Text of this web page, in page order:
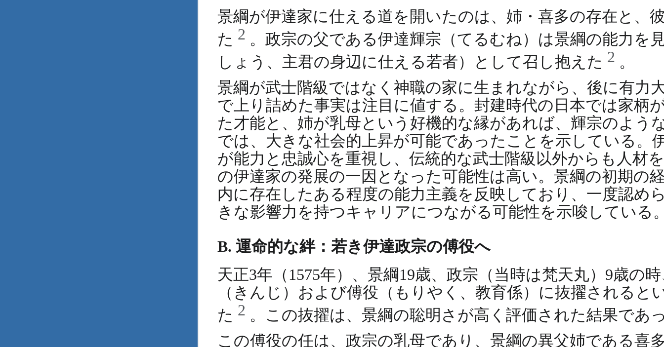
景綱が伊達家に仕える道を開いたのは、姉・喜多の存在と、
た 2 。政宗の父である伊達輝宗（てるむね）は景綱の能力を
しょう、主君の身辺に仕える若者）として召し抱えた 2 。
景綱が武士階級ではなく神職の家に生まれながら、後に有力
で上り詰めた事実は注目に値する。封建時代の日本では家柄
た才能と、姉が乳母という好機的な縁があれば、輝宗のよう
では、大きな社会的上昇が可能であったことを示している。
が能力と忠誠心を重視し、伝統的な武士階級以外からも人材
の伊達家の発展の一因となった可能性は高い。景綱の初期の
内に存在したある程度の能力主義を反映しており、一度認め
きな影響力を持つキャリアにつながる可能性を示唆している
B. 運命的な絆：若き伊達政宗の傅役へ
天正3年（1575年）、景綱19歳、政宗（当時は梵天丸）9歳の
（きんじ）および傅役（もりやく、教育係）に抜擢されると
た 2 。この抜擢は、景綱の聡明さが高く評価された結果であ
この傅役の任は、政宗の乳母であり、景綱の異父姉である喜